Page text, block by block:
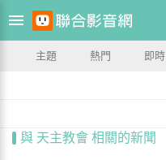
主題 熱門 即時
與 天主教會 相關的新聞